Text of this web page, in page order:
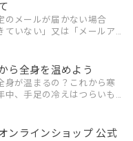
のメールが届かない場合
ていない」又は「メールア
りご注文時のお名前とメ
せく...
ら全身を温めよう
身が温まるの？これから寒
中、手足の冷えはつらいも
めることが非常に効果的
全...ンラインショップ 公式